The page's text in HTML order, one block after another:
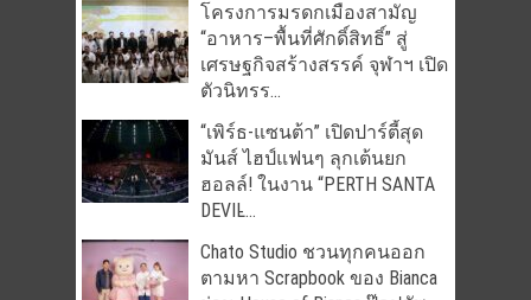
โครงการมรดกเมืองสามัญ
“อาหาร–พื้นที่ศักดิ์สิทธิ์” สู่
เศรษฐกิจสร้างสรรค์ จุฬาฯ เปิด
ตัวนิทรร...
“เพิร์ธ-แซนต้า” เปิดปาร์ตี้สุด
มันส์ ไฮป์แฟนๆ ลุกเต้นยก
ฮอลล์! ในงาน “PERTH SANTA
DEVIL̵...
Chato Studio ชวนทุกคนออก
ตามหา Scrapbook ของ Bianca